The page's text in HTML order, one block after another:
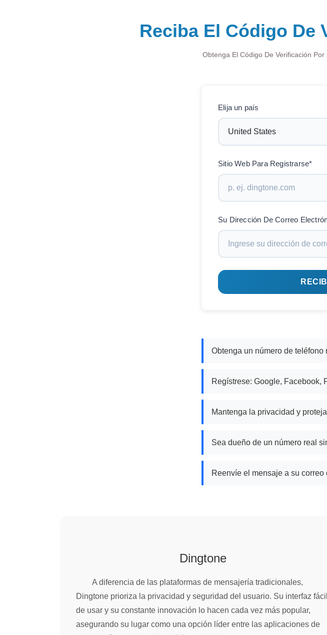
Reciba El Código De
Obtenga El Código De Verificación
Elija un país
Sitio Web Para Registrarse*
Su Dirección De Correo
Obtenga un número de teléfono
Regístrese: Google, Facebook,
Mantenga la privacidad y
Sea dueño de un número real
Reenvíe el mensaje a su
Dingtone
A diferencia de las plataformas de mensajería tradicionales,
Dingtone prioriza la privacidad y seguridad del usuario. Su interfaz fácil
de usar y su constante innovación lo hacen cada vez más popular,
asegurando su lugar como una opción líder entre las aplicaciones de